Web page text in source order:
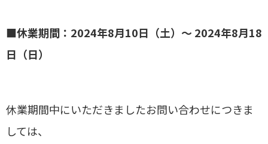
■休業期間：2024年8月10日（土）～ 2024年8月18
日（日）
休業期間中にいただきましたお問い合わせにつきま
しては、